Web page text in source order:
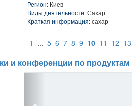
Регион: Киев
Виды деятельности: Сахар
Краткая информация: сахар
1 ... 5 6 7 8 9 10 11 12 13
и конференции по